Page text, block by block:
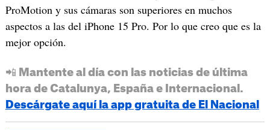
ProMotion y sus cámaras son superiores en muchos
aspectos a las del iPhone 15 Pro. Por lo que creo que es la
mejor opción.
📲 Mantente al día con las noticias de última
hora de Catalunya, España e Internacional.
Descárgate aquí la app gratuita de El Nacional